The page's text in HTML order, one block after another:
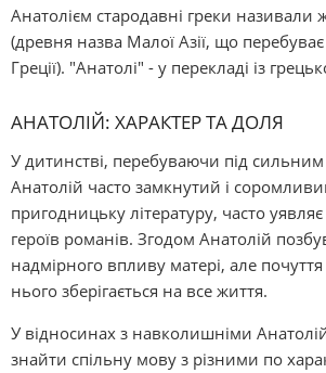
Анатолієм стародавні греки називали
(древня назва Малої Азії, що перебуває
Греції). "Анатолі" - у перекладі із
АНАТОЛІЙ: ХАРАКТЕР ТА ДОЛЯ
У дитинстві, перебуваючи під
Анатолій часто замкнутий і
пригодницьку літературу, часто уявляє
героїв романів. Згодом Анатолій
надмірного впливу матері, але
нього зберігається на все життя.
У відносинах з навколишніми
знайти спільну мову з різними по